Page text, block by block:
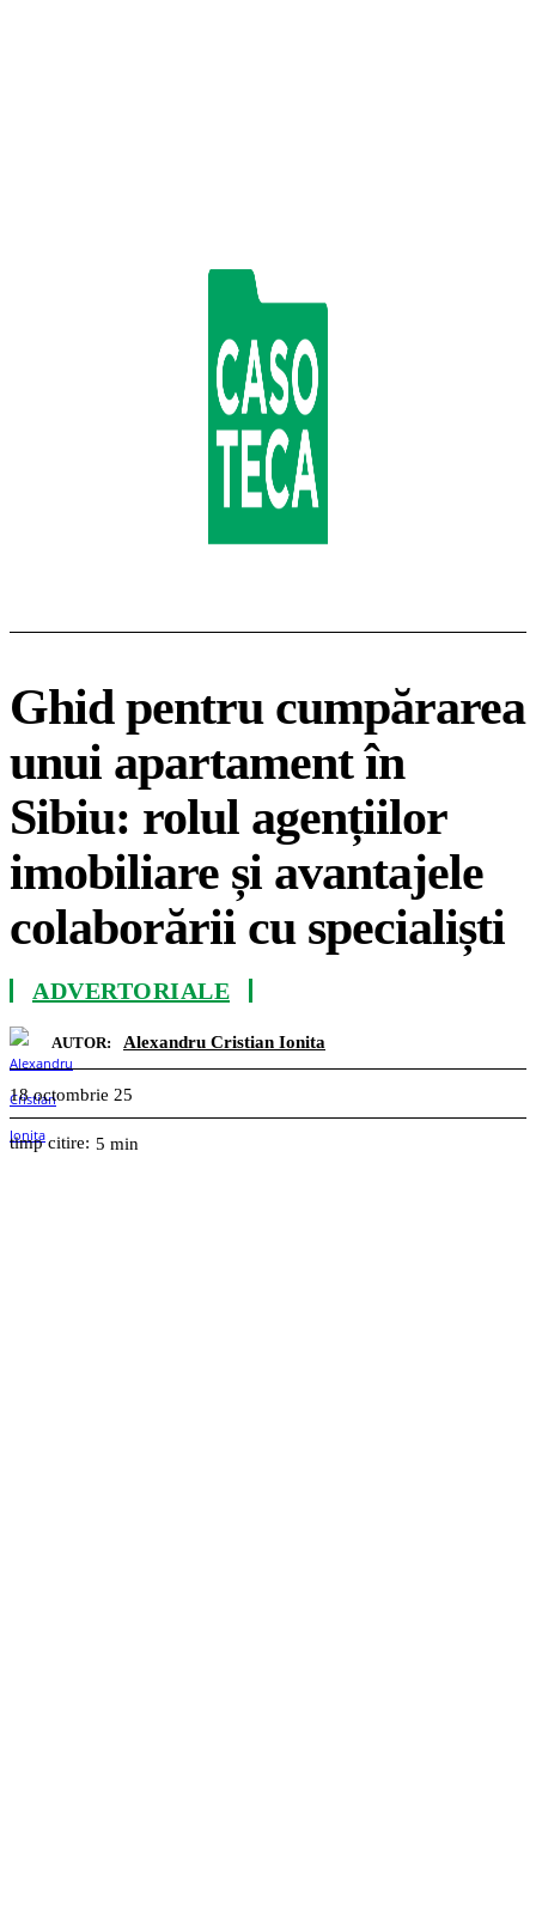
Ghid pentru cumpărarea
unui apartament în
Sibiu: rolul agențiilor
imobiliare și avantajele
colaborării cu specialiști
ADVERTORIALE
AUTOR: Alexandru Cristian Ionita
18 octombrie 25
timp citire: 5 min